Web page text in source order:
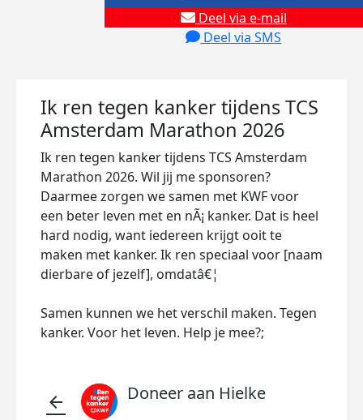
Deel via e-mail
Deel via SMS
Ik ren tegen kanker tijdens TCS
Amsterdam Marathon 2026
Ik ren tegen kanker tijdens TCS Amsterdam
Marathon 2026. Wil jij me sponsoren?
Daarmee zorgen we samen met KWF voor
een beter leven met en nÃ¡ kanker. Dat is heel
hard nodig, want iedereen krijgt ooit te
maken met kanker. Ik ren speciaal voor [naam
dierbare of jezelf], omdatâ€¦
Samen kunnen we het verschil maken. Tegen
kanker. Voor het leven. Help je mee?;
arrow_back Doneer aan Hielke